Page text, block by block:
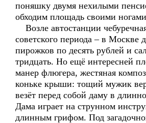
поняшку двумя нехилыми
обходим площадь своими
Возле автостанции
советского периода – в Москве
пирожков по десять рублей и
тридцать. Но ещё интересней
манер флюгера, жестяная
коньке крыши: тощий мужик
везёт перед собой даму в
Дама играет на струнном
длинным грифом. Под